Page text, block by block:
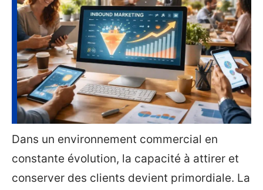
Dans un environnement commercial en
constante évolution, la capacité à attirer et
conserver des clients devient primordiale. La